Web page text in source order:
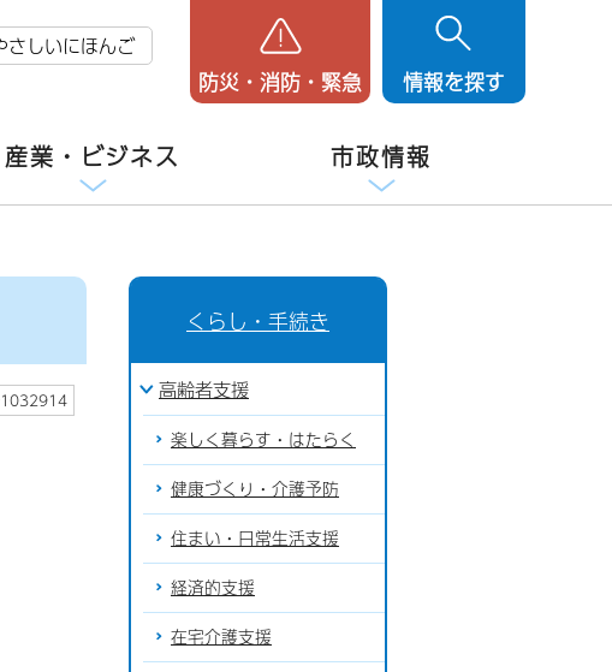
さしいにほんご
防災・消防・緊急 情報を探す
産業・ビジネス 市政情報
1032914
くらし・手続き
高齢者支援
楽しく暮らす・はたらく
健康づくり・介護予防
住まい・日常生活支援
経済的支援
在宅介護支援